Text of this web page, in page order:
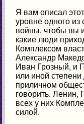
Я вам описал
уровне одного из
войны, чтобы вы
какие люди
Комплексом
Александр
Иван Грозный, и
или иной
приличном
говорить. Ленин,
всех у них
силой.